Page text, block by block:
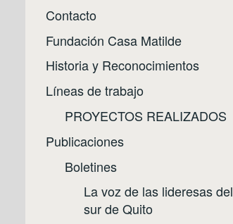
Contacto
Fundación Casa Matilde
Historia y Reconocimientos
Líneas de trabajo
PROYECTOS REALIZADOS
Publicaciones
Boletines
La voz de las lideresas del
sur de Quito